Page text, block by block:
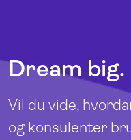
Dream
Vil du vide,
og konsulenter